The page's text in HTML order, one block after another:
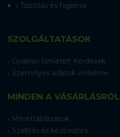
Tisztítás és higiénia
SZOLGÁLTATÁSOK
Gyakran Ismételt Kérdések
Személyes adatok védelme
MINDEN A VÁSÁRLÁSRÓL
Mérettáblázatok
Szállítás és kézbesítés